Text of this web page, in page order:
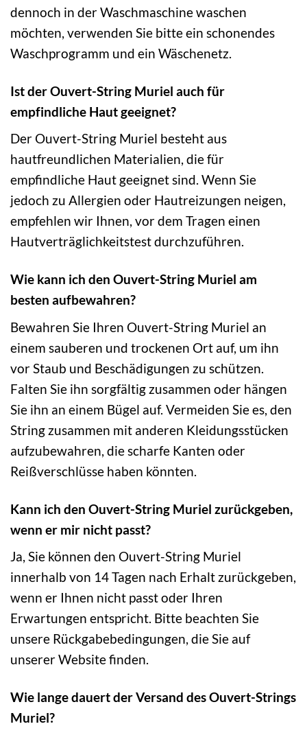
dennoch in der Waschmaschine waschen
möchten, verwenden Sie bitte ein schonendes
Waschprogramm und ein Wäschenetz.
Ist der Ouvert-String Muriel auch für
empfindliche Haut geeignet?
Der Ouvert-String Muriel besteht aus
hautfreundlichen Materialien, die für
empfindliche Haut geeignet sind. Wenn Sie
jedoch zu Allergien oder Hautreizungen neigen,
empfehlen wir Ihnen, vor dem Tragen einen
Hautverträglichkeitstest durchzuführen.
Wie kann ich den Ouvert-String Muriel am
besten aufbewahren?
Bewahren Sie Ihren Ouvert-String Muriel an
einem sauberen und trockenen Ort auf, um ihn
vor Staub und Beschädigungen zu schützen.
Falten Sie ihn sorgfältig zusammen oder hängen
Sie ihn an einem Bügel auf. Vermeiden Sie es, den
String zusammen mit anderen Kleidungsstücken
aufzubewahren, die scharfe Kanten oder
Reißverschlüsse haben könnten.
Kann ich den Ouvert-String Muriel zurückgeben,
wenn er mir nicht passt?
Ja, Sie können den Ouvert-String Muriel
innerhalb von 14 Tagen nach Erhalt zurückgeben,
wenn er Ihnen nicht passt oder Ihren
Erwartungen entspricht. Bitte beachten Sie
unsere Rückgabebedingungen, die Sie auf
unserer Website finden.
Wie lange dauert der Versand des Ouvert-Strings
Muriel?